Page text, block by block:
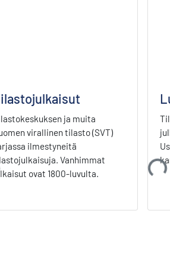
ja muita
virallinen tilasto (SVT)
ilmestyneitä
Vanhimmat
ovat 1800-luvulta.